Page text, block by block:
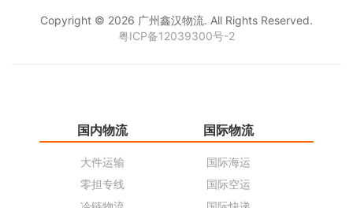
Copyright © 2026 广州鑫汉物流. All Rights Reserved.
粤ICP备12039300号-2
国内物流
大件运输
零担专线
国际物流
国际海运
国际空运